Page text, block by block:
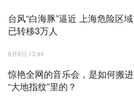
台风“白海豚”逼近 上海危险区域
已转移3万人
8月8日 13:44
惊艳全网的音乐会，是如何搬进
“大地指纹”里的？